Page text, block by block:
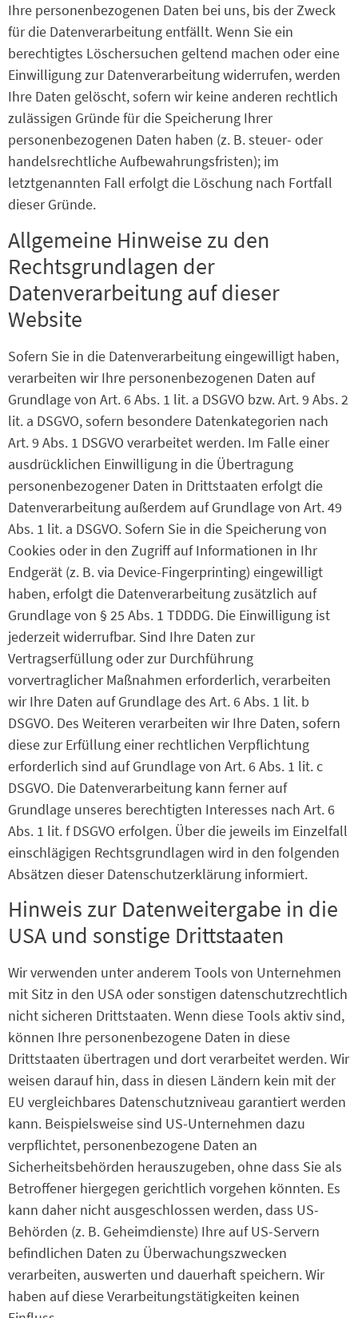
Ihre personenbezogenen Daten bei uns, bis der Zweck
für die Datenverarbeitung entfällt. Wenn Sie ein
berechtigtes Löschersuchen geltend machen oder eine
Einwilligung zur Datenverarbeitung widerrufen, werden
Ihre Daten gelöscht, sofern wir keine anderen rechtlich
zulässigen Gründe für die Speicherung Ihrer
personenbezogenen Daten haben (z. B. steuer- oder
handelsrechtliche Aufbewahrungsfristen); im
letztgenannten Fall erfolgt die Löschung nach Fortfall
dieser Gründe.
Allgemeine Hinweise zu den
Rechtsgrundlagen der
Datenverarbeitung auf dieser
Website
Sofern Sie in die Datenverarbeitung eingewilligt haben,
verarbeiten wir Ihre personenbezogenen Daten auf
Grundlage von Art. 6 Abs. 1 lit. a DSGVO bzw. Art. 9 Abs. 2
lit. a DSGVO, sofern besondere Datenkategorien nach
Art. 9 Abs. 1 DSGVO verarbeitet werden. Im Falle einer
ausdrücklichen Einwilligung in die Übertragung
personenbezogener Daten in Drittstaaten erfolgt die
Datenverarbeitung außerdem auf Grundlage von Art. 49
Abs. 1 lit. a DSGVO. Sofern Sie in die Speicherung von
Cookies oder in den Zugriff auf Informationen in Ihr
Endgerät (z. B. via Device-Fingerprinting) eingewilligt
haben, erfolgt die Datenverarbeitung zusätzlich auf
Grundlage von § 25 Abs. 1 TDDDG. Die Einwilligung ist
jederzeit widerrufbar. Sind Ihre Daten zur
Vertragserfüllung oder zur Durchführung
vorvertraglicher Maßnahmen erforderlich, verarbeiten
wir Ihre Daten auf Grundlage des Art. 6 Abs. 1 lit. b
DSGVO. Des Weiteren verarbeiten wir Ihre Daten, sofern
diese zur Erfüllung einer rechtlichen Verpflichtung
erforderlich sind auf Grundlage von Art. 6 Abs. 1 lit. c
DSGVO. Die Datenverarbeitung kann ferner auf
Grundlage unseres berechtigten Interesses nach Art. 6
Abs. 1 lit. f DSGVO erfolgen. Über die jeweils im Einzelfall
einschlägigen Rechtsgrundlagen wird in den folgenden
Absätzen dieser Datenschutzerklärung informiert.
Hinweis zur Datenweitergabe in die
USA und sonstige Drittstaaten
Wir verwenden unter anderem Tools von Unternehmen
mit Sitz in den USA oder sonstigen datenschutzrechtlich
nicht sicheren Drittstaaten. Wenn diese Tools aktiv sind,
können Ihre personenbezogene Daten in diese
Drittstaaten übertragen und dort verarbeitet werden. Wir
weisen darauf hin, dass in diesen Ländern kein mit der
EU vergleichbares Datenschutzniveau garantiert werden
kann. Beispielsweise sind US-Unternehmen dazu
verpflichtet, personenbezogene Daten an
Sicherheitsbehörden herauszugeben, ohne dass Sie als
Betroffener hiergegen gerichtlich vorgehen könnten. Es
kann daher nicht ausgeschlossen werden, dass US-
Behörden (z. B. Geheimdienste) Ihre auf US-Servern
befindlichen Daten zu Überwachungszwecken
verarbeiten, auswerten und dauerhaft speichern. Wir
haben auf diese Verarbeitungstätigkeiten keinen